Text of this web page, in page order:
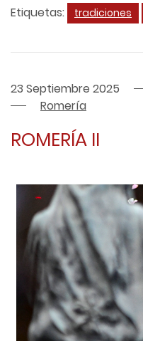
Etiquetas: tradiciones
23 Septiembre 2025
Romería
ROMERÍA II